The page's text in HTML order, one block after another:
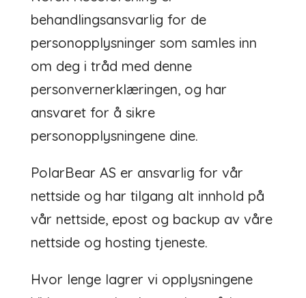
behandlingsansvarlig for de
personopplysninger som samles inn
om deg i tråd med denne
personvernerklæringen, og har
ansvaret for å sikre
personopplysningene dine.
PolarBear AS er ansvarlig for vår
nettside og har tilgang alt innhold på
vår nettside, epost og backup av våre
nettside og hosting tjeneste.
Hvor lenge lagrer vi opplysningene